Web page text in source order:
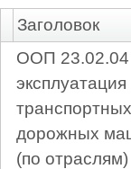
Заголовок
ООП 23.02.04
дорожных
(по отраслям)